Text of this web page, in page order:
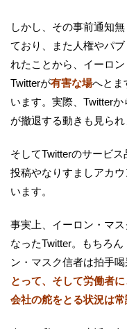
しかし、その事前通知
ており、また人権やパ
れたことから、イーロ
Twitterが有害な場へとま
います。実際、Twitter
が撤退する動きも見られ
そしてTwitterのサービ
投稿やなりすましアカ
います。
事実上、イーロン・マ
なったTwitter。もちろ
ン・マスク信者は拍手喝
とって、そして労働者
会社の舵をとる状況は